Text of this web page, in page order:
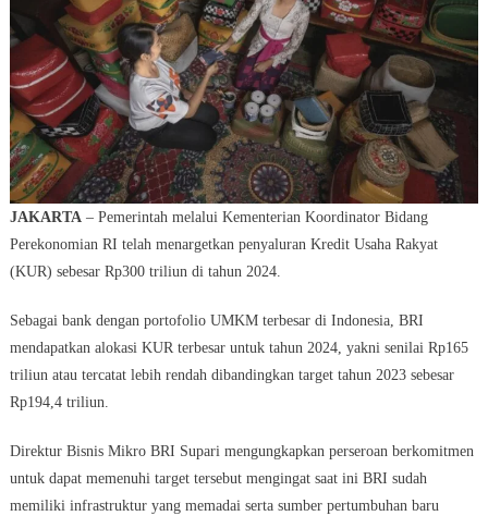
JAKARTA– Pemerintah melalui Kementerian Koordinator Bidang
Perekonomian RI telah menargetkan penyaluran Kredit Usaha Rakyat
(KUR) sebesar Rp300 triliun di tahun 2024.
Sebagai bank dengan portofolio UMKM terbesar di Indonesia, BRI
mendapatkan alokasi KUR terbesar untuk tahun 2024, yakni senilai Rp165
triliun atau tercatat lebih rendah dibandingkan target tahun 2023 sebesar
Rp194,4 triliun.
Direktur Bisnis Mikro BRI Supari mengungkapkan perseroan berkomitmen
untuk dapat memenuhi target tersebut mengingat saat ini BRI sudah
memiliki infrastruktur yang memadai serta sumber pertumbuhan baru